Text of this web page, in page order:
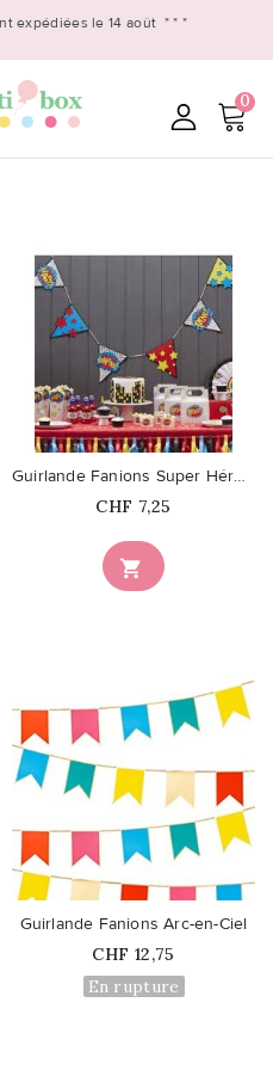
expédiées le 14 août * * *
0
favorite_border

Guirlande Fanions Super Héros Party
Prix
CHF 7,25
favorite_border
Guirlande Fanions Arc-en-Ciel
Prix
CHF 12,75
En rupture